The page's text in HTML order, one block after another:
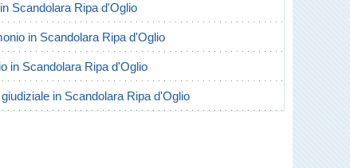
Scandolara Ripa d'Oglio
in Scandolara Ripa d'Oglio
in Scandolara Ripa d'Oglio
in Scandolara Ripa d'Oglio